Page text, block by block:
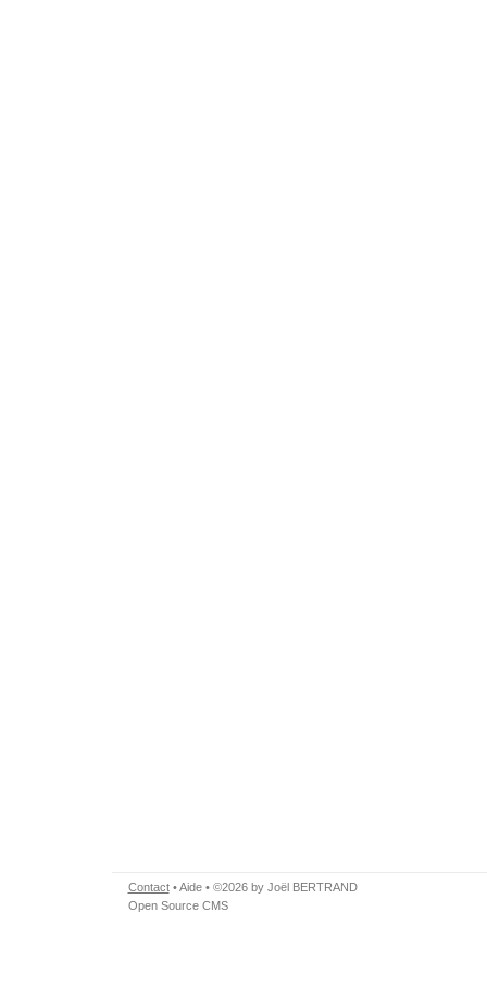
Contact•Aide• ©2026 by Joël BERTRAND
Open Source CMS